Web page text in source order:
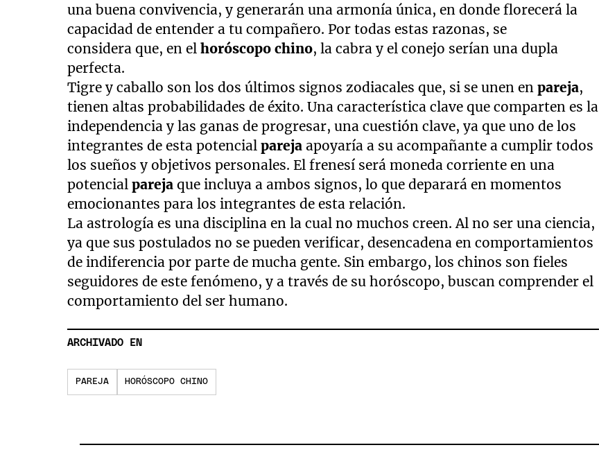
una buena convivencia, y generarán una armonía única, en donde florecerá la
capacidad de entender a tu compañero. Por todas estas razonas, se
considera que, en elhoróscopo chino, la cabra y el conejo serían una dupla
perfecta.
Tigre y caballo son los dos últimos signos zodiacales que, si se unen enpareja,
tienen altas probabilidades de éxito. Una característica clave que comparten es la
independencia y las ganas de progresar, una cuestión clave, ya que uno de los
integrantes de esta potencialpareja apoyaría a su acompañante a cumplir todos
los sueños y objetivos personales. El frenesí será moneda corriente en una
potencialpareja que incluya a ambos signos, lo que deparará en momentos
emocionantes para los integrantes de esta relación.
La astrología es una disciplina en la cual no muchos creen. Al no ser una ciencia,
ya que sus postulados no se pueden verificar, desencadena en comportamientos
de indiferencia por parte de mucha gente. Sin embargo, los chinos son fieles
seguidores de este fenómeno, y a través de su horóscopo, buscan comprender el
comportamiento del ser humano.
ARCHIVADO EN
PAREJA HORÓSCOPO CHINO